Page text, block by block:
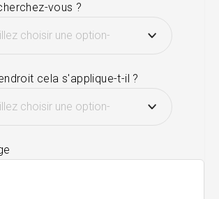
vous ?
cela s'applique-t-il ?